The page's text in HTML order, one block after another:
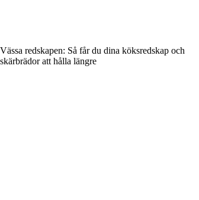
Vässa redskapen: Så får du dina köksredskap och
skärbrädor att hålla längre